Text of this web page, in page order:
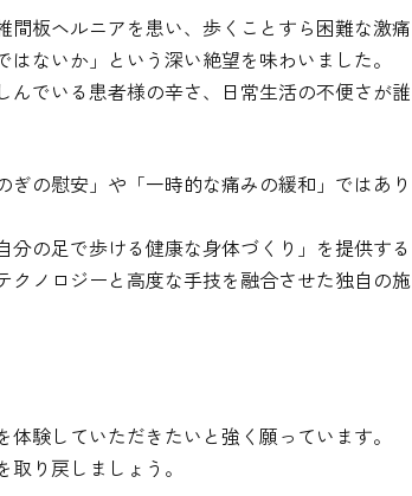
間板ヘルニアを患い、歩くことすら困難な激痛
ないか」という深い絶望を味わいました。
んでいる患者様の辛さ、日常生活の不便さが誰
ぎの慰安」や「一時的な痛みの緩和」ではあり
の足で歩ける健康な身体づくり」を提供する
クノロジーと高度な手技を融合させた独自の施
験していただきたいと強く願っています。
り戻しましょう。